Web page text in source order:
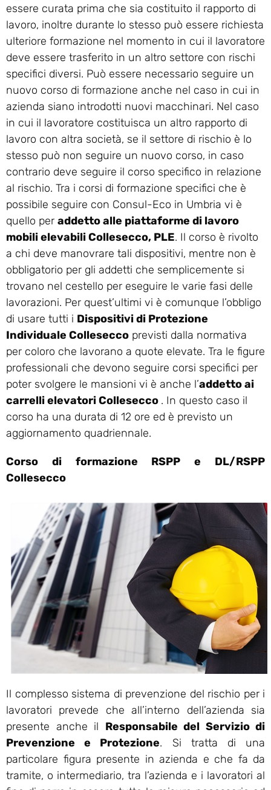
essere curata prima che sia costituito il rapporto di
lavoro, inoltre durante lo stesso può essere richiesta
ulteriore formazione nel momento in cui il lavoratore
deve essere trasferito in un altro settore con rischi
specifici diversi. Può essere necessario seguire un
nuovo corso di formazione anche nel caso in cui in
azienda siano introdotti nuovi macchinari. Nel caso
in cui il lavoratore costituisca un altro rapporto di
lavoro con altra società, se il settore di rischio è lo
stesso può non seguire un nuovo corso, in caso
contrario deve seguire il corso specifico in relazione
al rischio. Tra i corsi di formazione specifici che è
possibile seguire con Consul-Eco in Umbria vi è
quello per addetto alle piattaforme di lavoro
mobili elevabili Collesecco, PLE. Il corso è rivolto
a chi deve manovrare tali dispositivi, mentre non è
obbligatorio per gli addetti che semplicemente si
trovano nel cestello per eseguire le varie fasi delle
lavorazioni. Per quest’ultimi vi è comunque l’obbligo
di usare tutti i Dispositivi di Protezione
Individuale Collesecco previsti dalla normativa
per coloro che lavorano a quote elevate. Tra le figure
professionali che devono seguire corsi specifici per
poter svolgere le mansioni vi è anche l’addetto ai
carrelli elevatori Collesecco . In questo caso il
corso ha una durata di 12 ore ed è previsto un
aggiornamento quadriennale.
Corso di formazione RSPP e DL/RSPP
Collesecco
Il complesso sistema di prevenzione del rischio per i
lavoratori prevede che all’interno dell’azienda sia
presente anche il Responsabile del Servizio di
Prevenzione e Protezione. Si tratta di una
particolare figura presente in azienda e che fa da
tramite, o intermediario, tra l’azienda e i lavoratori al